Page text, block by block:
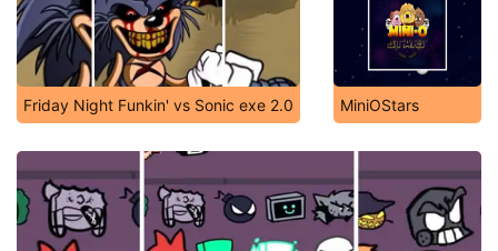
Friday Night Funkin' vs Sonic exe 2.0 MiniOStars